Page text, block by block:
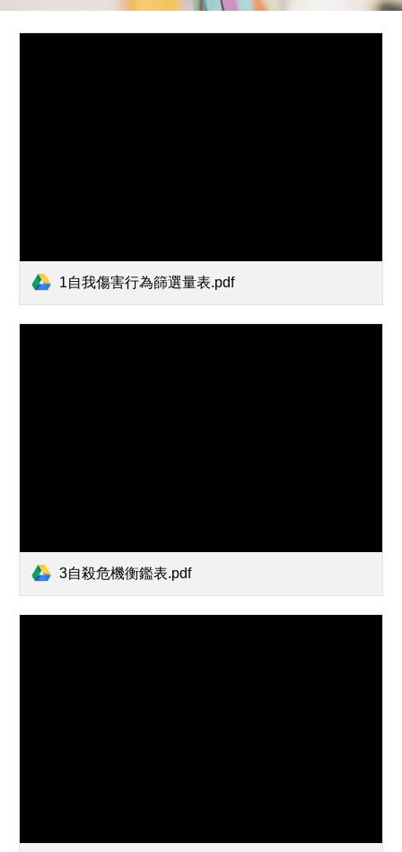
1自我傷害行為篩選量表.pdf
3自殺危機衡鑑表.pdf